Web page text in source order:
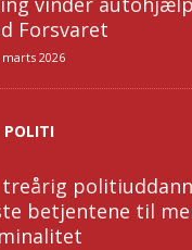
Forsvaret
marts 2026
POLITI
treårig
betjentene til